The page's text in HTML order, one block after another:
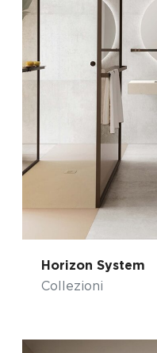
Horizon System
Collezioni